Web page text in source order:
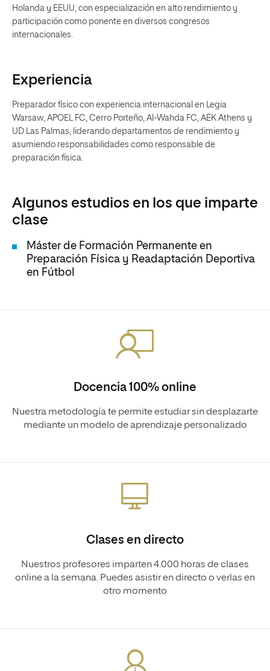
Holanda y EEUU, con especialización en alto rendimiento y
participación como ponente en diversos congresos
internacionales.
Experiencia
Preparador físico con experiencia internacional en Legia
Warsaw, APOEL FC, Cerro Porteño, Al-Wahda FC, AEK Athens y
UD Las Palmas, liderando departamentos de rendimiento y
asumiendo responsabilidades como responsable de
preparación física.
Algunos estudios en los que imparte
clase
Máster de Formación Permanente en
Preparación Física y Readaptación Deportiva
en Fútbol
Docencia 100% online
Nuestra metodología te permite estudiar sin desplazarte
mediante un modelo de aprendizaje personalizado
Clases en directo
Nuestros profesores imparten 4.000 horas de clases
online a la semana. Puedes asistir en directo o verlas en
otro momento